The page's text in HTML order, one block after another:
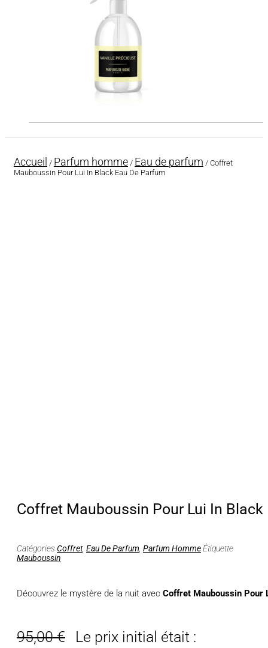
Accueil / Parfum homme / Eau de parfum / Coffret
Mauboussin Pour Lui In Black Eau De Parfum
Coffret Mauboussin Pour Lui In Black
CatégoriesCoffret, Eau De Parfum Parfum HommeÉtiquette
Mauboussin
Découvrez le mystère de la nuit avec Coffret Mauboussin Pour
95,00€
Le prix initial était :